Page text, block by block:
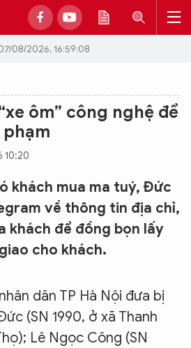
08/2026, 16:59:08
ôm” công nghệ để
10:20
khách mua ma tuý, Đức
về thông tin địa chỉ,
khách để đồng bọn lấy
cho khách.
dân TP Hà Nội đưa bị
(SN 1990, ở xã Thanh
Lê Ngọc Công (SN